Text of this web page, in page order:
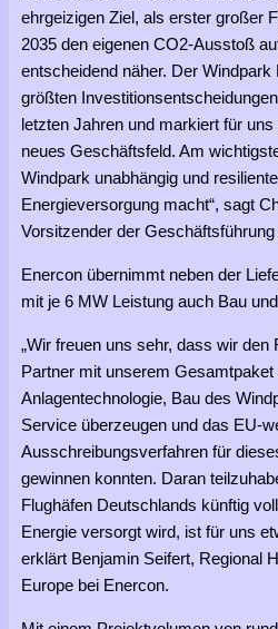
ehrgeizigen Ziel, als erster großer
2035 den eigenen CO2-Ausstoß
entscheidend näher. Der
größten
letzten Jahren und markiert für
neues Geschäftsfeld. Am
Windpark unabhängig und
Energieversorgung macht“, sagt
Vorsitzender der
Enercon übernimmt neben der
mit je 6 MW Leistung auch Bau
„Wir freuen uns sehr, dass wir den
Partner mit unserem
Anlagentechnologie, Bau des
Service überzeugen und das EU-
Ausschreibungsverfahren für
gewinnen konnten. Daran
Flughäfen Deutschlands künftig
Energie versorgt wird, ist für uns
erklärt Benjamin Seifert, Regional
Europe bei Enercon.